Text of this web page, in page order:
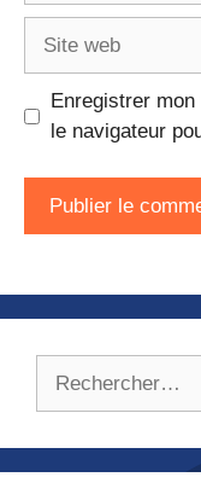
Enregistrer
le navigateur